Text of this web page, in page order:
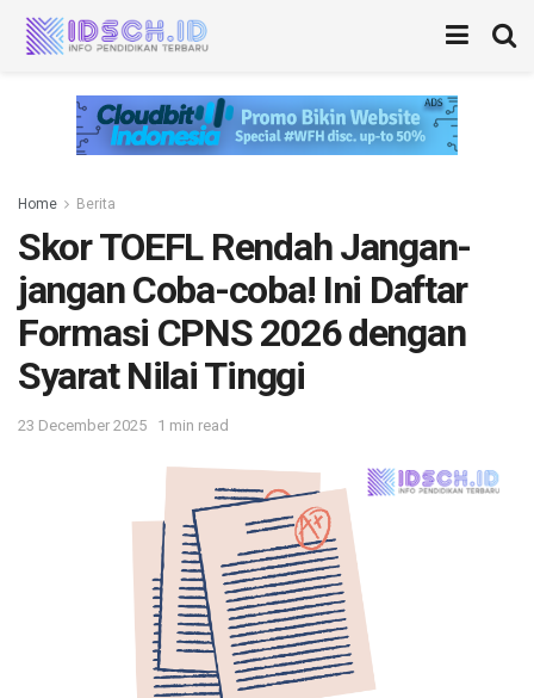
Home Berita
Skor TOEFL Rendah Jangan-
jangan Coba-coba! Ini Daftar
Formasi CPNS 2026 dengan
Syarat Nilai Tinggi
23 December 2025 1 min read